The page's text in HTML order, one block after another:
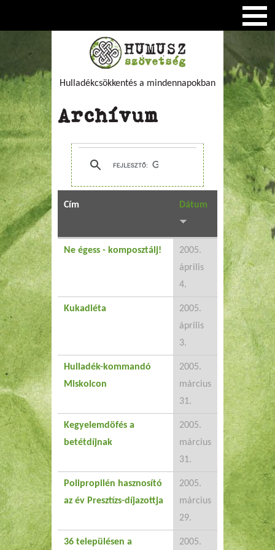
Hulladékcsökkentés a mindennapokban
Archívum
Cím Dátum
Ne égess - komposztálj!
2005.
április
4.
Kukadiéta
2005.
április
3.
Hulladék-kommandó
Miskolcon
2005.
március
31.
Kegyelemdöfés a
betétdíjnak
2005.
március
31.
Polipropilén hasznosító
az év Presztízs-díjazottja
2005.
március
29.
36 településen a 2005.